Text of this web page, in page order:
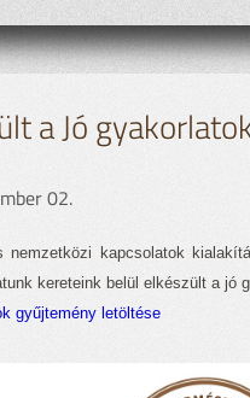
a Jó
02.
kapcsolatok
kereteink belül elkészült a jó
gyűjtemény letöltése